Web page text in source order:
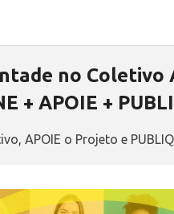
no Coletivo
+ APOIE +
APOIE o Projeto e